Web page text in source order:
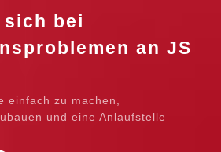
sich bei
an JS
einfach zu machen,
und eine Anlaufstelle